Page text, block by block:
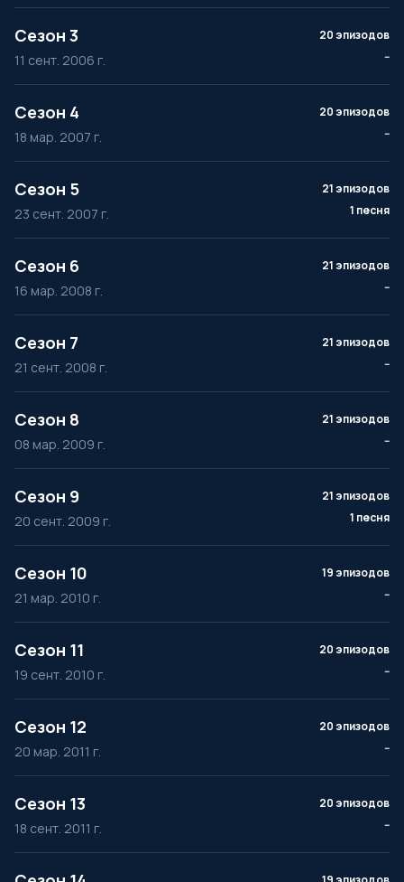
Сезон 3
11 сент. 2006 г.
20 эпизодов
--
Сезон 4
18 мар. 2007 г.
20 эпизодов
--
Сезон 5
23 сент. 2007 г.
21 эпизодов
1 песня
Сезон 6
16 мар. 2008 г.
21 эпизодов
--
Сезон 7
21 сент. 2008 г.
21 эпизодов
--
Сезон 8
08 мар. 2009 г.
21 эпизодов
--
Сезон 9
20 сент. 2009 г.
21 эпизодов
1 песня
Сезон 10
21 мар. 2010 г.
19 эпизодов
--
Сезон 11
19 сент. 2010 г.
20 эпизодов
--
Сезон 12
20 мар. 2011 г.
20 эпизодов
--
Сезон 13
18 сент. 2011 г.
20 эпизодов
--